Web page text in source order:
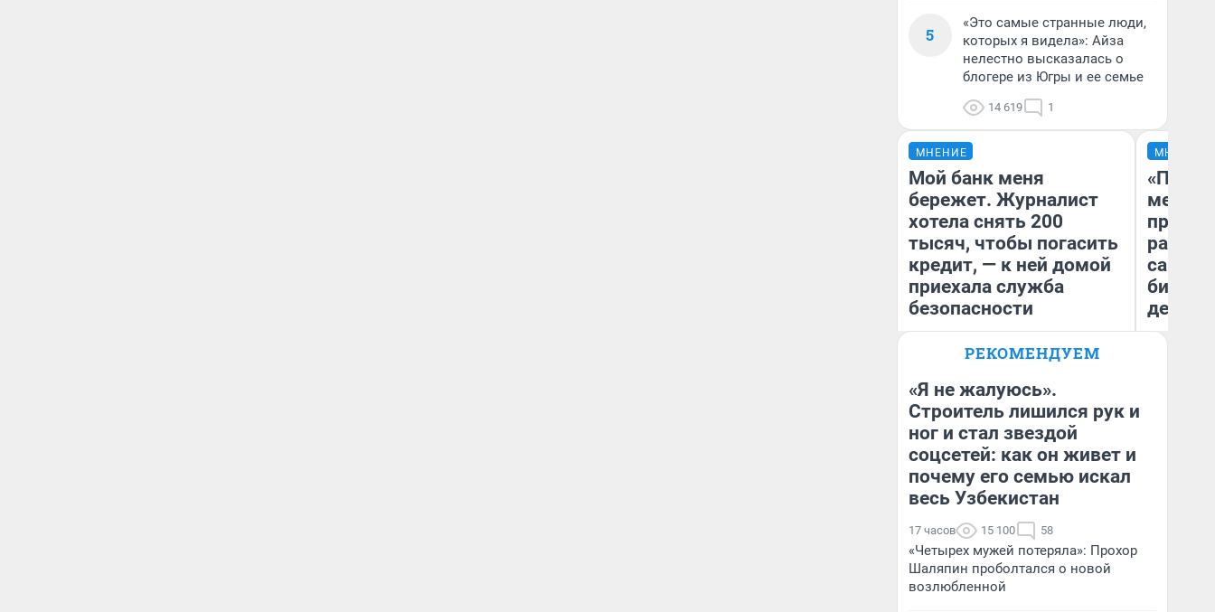
5
«Это самые странные люди,
которых я видела»: Айза
нелестно высказалась о
блогере из Югры и ее семье
14 619 1
МНЕНИЕ
Мой банк меня
бережет. Журналист
хотела снять 200
тысяч, чтобы погасить
кредит, — к ней домой
приехала служба
безопасности
Ксения Владимирская
МНЕНИЕ
самом
РЕКОМЕНДУЕМ
«Я не жалуюсь».
Строитель лишился рук и
ног и стал звездой
соцсетей: как он живет и
почему его семью искал
весь Узбекистан
17 часов 15 100 58
«Четырех мужей потеряла»: Прохор
Шаляпин проболтался о новой
возлюбленной